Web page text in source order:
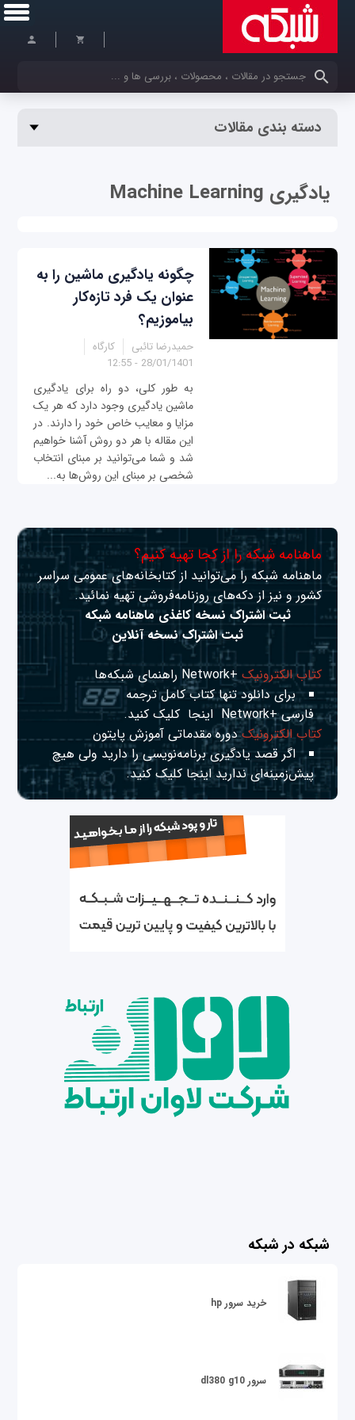
کلمات کلیدی خود را وارد کنید
دسته بندی مقالات
یادگیری Machine Learning
چگونه یادگیری ماشین را به
عنوان یک فرد تازه‌کار
بیاموزیم؟
حمیدرضا تائبی
کارگاه
28/01/1401 - 12:55
به طور کلی، دو راه برای یادگیری
ماشین یادگیری وجود دارد که هر یک
مزایا و معایب خاص خود را دارند. در
این مقاله با هر دو روش آشنا خواهیم
شد و شما می‌توانید بر مبنای انتخاب
شخصی بر مبنای این روش‌ها به...
ماهنامه شبکه را از کجا تهیه کنیم؟
ماهنامه شبکه را می‌توانید از کتابخانه‌های عمومی سراسر
کشور و نیز از دکه‌های روزنامه‌فروشی تهیه نمائید.
ثبت اشتراک نسخه کاغذی ماهنامه شبکه
ثبت اشتراک نسخه آنلاین
کتاب الکترونیک+Network راهنمای شبکه‌ها
برای دانلود تنها کتاب کامل ترجمه
فارسی +Network
اینجا کلیک کنید.
کتاب الکترونیکدوره مقدماتی آموزش پایتون
اگر قصد یادگیری برنامه‌نویسی را دارید ولی هیچ
پیش‌زمینه‌ای نداریداینجا کلیک کنید.
شبکه در شبکه
خرید سرور hp
سرور dl380 g10